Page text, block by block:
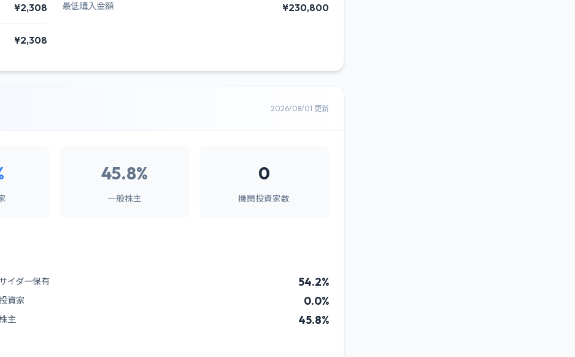
¥2,308
¥2,308
最低購入金額 ¥230,800
2026/08/01 更新
45.8%
一般株主
0
機関投資家数
イダー保有 54.2%
資家 0.0%
主 45.8%